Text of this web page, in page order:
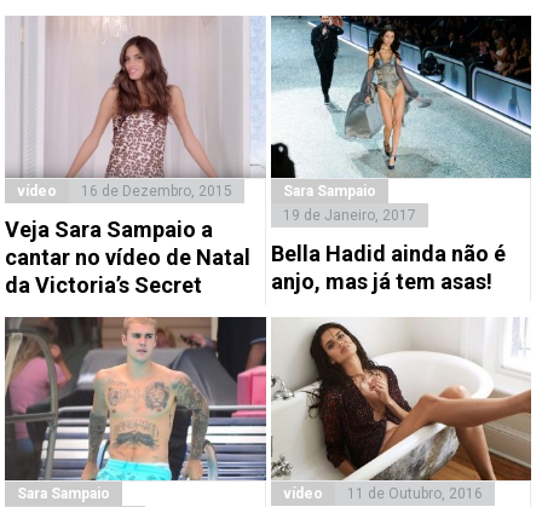
vídeo 16 de Dezembro, 2015
Veja Sara Sampaio a
cantar no vídeo de Natal
da Victoria’s Secret
Sara Sampaio
19 de Janeiro, 2017
Bella Hadid ainda não é
anjo, mas já tem asas!
Sara Sampaio
vídeo 11 de Outubro, 2016